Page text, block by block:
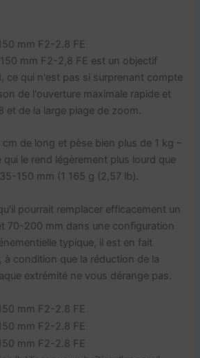
mm F2-2,8 FE est un objectif
ce qui n'est pas si surprenant compte
de l'ouverture maximale rapide et
de la large plage de zoom.
de long et pèse bien plus de 1 kg –
le rend légèrement plus lourd que
150 mm (1 165 g (2,57 lb).
pourrait remplacer efficacement un
70-200 mm dans une configuration
typique, il est en fait
à condition que la réduction de la
extrémité ne vous dérange pas.